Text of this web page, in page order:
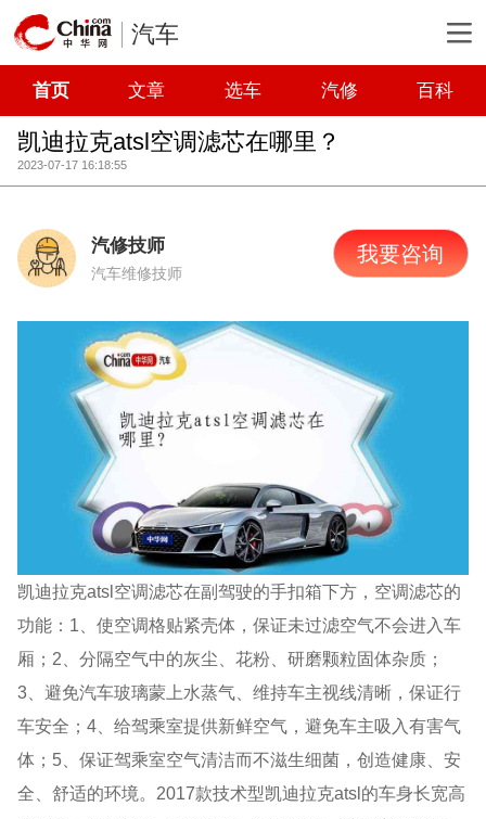
汽车
首页 文章 选车 汽修 百科
凯迪拉克atsl空调滤芯在哪里？
2023-07-17 16:18:55
汽修技师
汽车维修技师
我要咨询
凯迪拉克atsl空调滤芯在副驾驶的手扣箱下方，空调滤芯的
功能：1、使空调格贴紧壳体，保证未过滤空气不会进入车
厢；2、分隔空气中的灰尘、花粉、研磨颗粒固体杂质；
3、避免汽车玻璃蒙上水蒸气、维持车主视线清晰，保证行
车安全；4、给驾乘室提供新鲜空气，避免车主吸入有害气
体；5、保证驾乘室空气清洁而不滋生细菌，创造健康、安
全、舒适的环境。2017款技术型凯迪拉克atsl的车身长宽高